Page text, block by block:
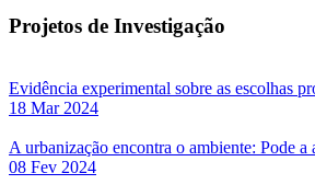
Projetos de Investigação
Evidência experimental sobre as escolhas
18 Mar 2024
A urbanização encontra o ambiente: Pode
08 Fev 2024